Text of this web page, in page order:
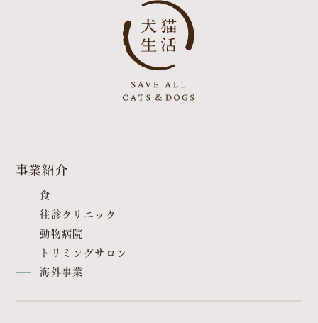
事業紹介
食
往診クリニック
動物病院
トリミングサロン
海外事業